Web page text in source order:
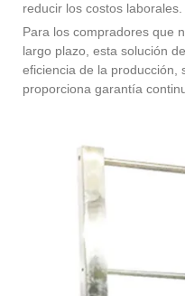
reducir los costos laborales.
Para los compradores que
largo plazo, esta solución
eficiencia de la producción,
proporciona garantía